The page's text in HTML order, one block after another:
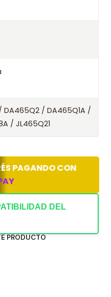
DA465Q2 / DA465Q1A /
/ JL465Q21
PAGANDO CON
DEL
PRODUCTO